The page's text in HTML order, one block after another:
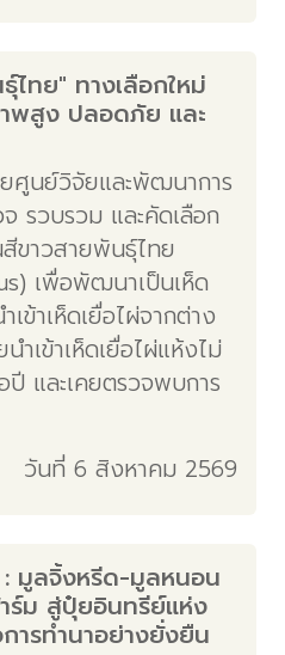
ไทย" ทางเลือกใหม่
พสูง ปลอดภัย และ
ยศูนย์วิจัยและพัฒนาการ
รวบรวม และคัดเลือก
สีขาวสายพันธุ์ไทย
เพื่อพัฒนาเป็นเห็ด
ข้าเห็ดเยื่อไผ่จากต่าง
ำเข้าเห็ดเยื่อไผ่แห้งไม่
และเคยตรวจพบการ
วันที่ 6 สิงหาคม 2569
มูลจิ้งหรีด-มูลหนอน
ร์ม สู่ปุ๋ยอินทรีย์แห่ง
รทำนาอย่างยั่งยืน